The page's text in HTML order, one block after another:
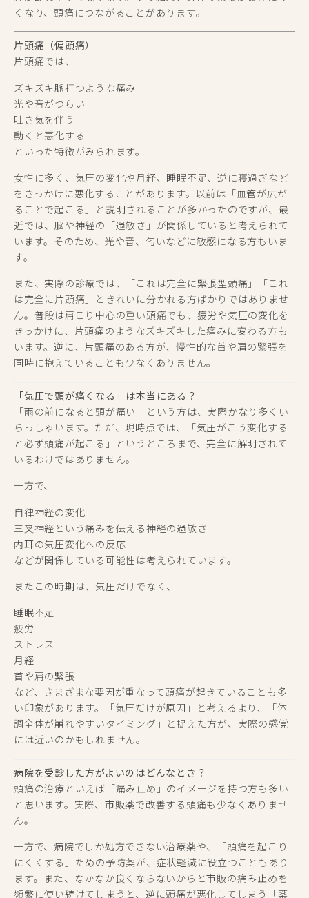
くなり、頭痛につながることがあります。
片頭痛（偏頭痛）
片頭痛では、
ズキズキ脈打つような痛み
光や音がつらい
吐き気を伴う
動くと悪化する
といった特徴がみられます。
女性に多く、気圧の変化や月経、睡眠不足、逆に寝過ぎなど
をきっかけに悪化することがあります。以前は「血管が広が
ることで起こる」と説明されることが多かったのですが、最
近では、脳や神経の「過敏さ」が関係していると考えられて
います。そのため、光や音、匂いなどに敏感になる方もいま
す。
また、実際の診療では、「これは完全に緊張型頭痛」「これ
は完全に片頭痛」ときれいに分かれる方ばかりではありませ
ん。普段は肩こり中心の重い頭痛でも、疲労や気圧の変化を
きっかけに、片頭痛のようなズキズキした痛みに変わる方も
います。逆に、片頭痛のある方が、慢性的な首や肩の緊張を
同時に抱えていることも少なくありません。
「気圧で頭が痛くなる」は本当にある？
「雨の前になると頭が痛い」という方は、実際かなり多くい
らっしゃいます。ただ、現時点では、「気圧がこう変化する
と必ず頭痛が起こる」というところまで、完全に解明されて
いるわけではありません。
一方で、
自律神経の変化
三叉神経という痛みを伝える神経の過敏さ
内耳の気圧変化への反応
などが関係している可能性は考えられています。
またこの時期は、気圧だけでなく、
睡眠不足
疲労
ストレス
月経
首や肩の緊張
など、さまざまな要因が重なって頭痛が起きていることも多
い印象があります。「気圧だけが原因」と考えるより、「体
調全体が崩れやすいタイミング」と捉えた方が、実際の感覚
には近いのかもしれません。
病院を受診した方がよいのはどんなとき？
頭痛の治療といえば「痛み止め」のイメージを持つ方も多い
と思います。実際、市販薬で改善する頭痛も少なくありませ
ん。
一方で、病院でしか処方できない治療薬や、「頭痛を起こり
にくくする」ための予防薬が、症状軽減に役立つこともあり
ます。また、なかなか良くならないからと市販の痛み止めを
頻繁に使い続けてしまうと、逆に頭痛が悪化してしまう「薬